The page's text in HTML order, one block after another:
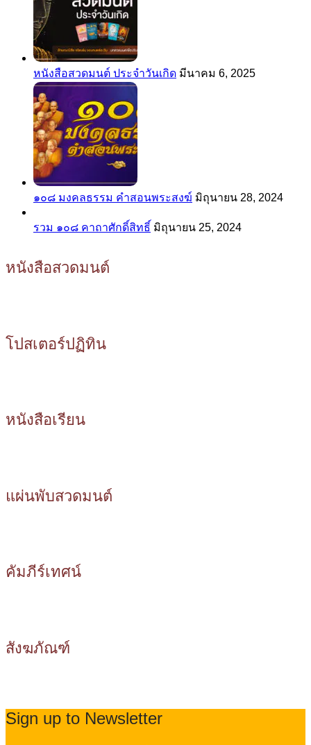
หนังสือสวดมนต์ ประจำวันเกิด มีนาคม 6, 2025
๑๐๘ มงคลธรรม คำสอนพระสงฆ์ มิถุนายน 28, 2024
รวม ๑๐๘ คาถาศักดิ์สิทธิ์ มิถุนายน 25, 2024
หนังสือสวดมนต์
โปสเตอร์ปฏิทิน
หนังสือเรียน
แผ่นพับสวดมนต์
คัมภีร์เทศน์
สังฆภัณฑ์
Sign up to Newsletter